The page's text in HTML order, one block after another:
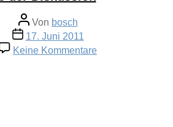
Beitragsautor
Von bosch
Veröffentlichungsdatum
17. Juni 2011
Keine Kommentare
Ende